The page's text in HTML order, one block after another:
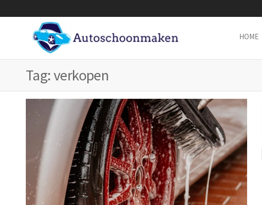
naar
HOME
Tag:verkopen